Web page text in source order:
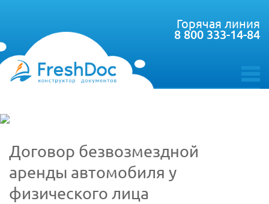
toggle
Горячая линия
8 800 333-14-84
Договор безвозмездной
аренды автомобиля у
физического лица